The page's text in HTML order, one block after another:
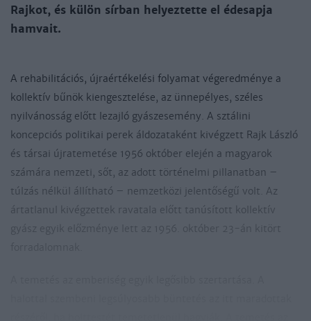
Rajkot, és külön sírban helyeztette el édesapja
hamvait.
A rehabilitációs, újraértékelési folyamat végeredménye a
kollektív bűnök kiengesztelése, az ünnepélyes, széles
nyilvánosság előtt lezajló gyászesemény. A sztálini
koncepciós politikai perek áldozataként kivégzett Rajk László
és társai újratemetése 1956 október elején a magyarok
számára nemzeti, sőt, az adott történelmi pillanatban –
túlzás nélkül állítható – nemzetközi jelentőségű volt. Az
ártatlanul kivégzettek ravatala előtt tanúsított kollektív
gyász egyik előzménye lett az 1956. október 23-án kitört